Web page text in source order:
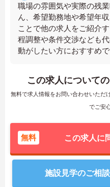
職場の雰囲気や実際の残
ん、希望勤務地や希望年
ことで他の求人をご紹介
程調整や条件交渉なども
動がしたい方におすすめで
この求人について
無料で求人情報をお問い合わせいただ
でご安
無料 この求人に
施設見学のご相談